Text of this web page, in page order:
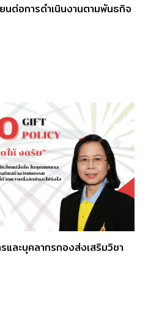
นต่อการดำเนินงานตามพันธกิจ
และบุคลากรกองส่งเสริมวิชา